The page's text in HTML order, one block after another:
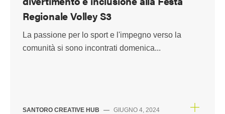
Regionale Volley S3
La passione per lo sport e l'impegno verso la
comunità si sono incontrati domenica...
SANTORO CREATIVE HUB — GIUGNO 4, 2024